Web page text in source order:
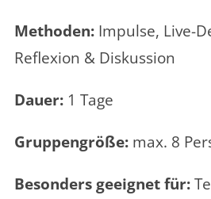
Methoden: Impulse, Live-
Reflexion & Diskussion
Dauer: 1 Tage
Gruppengröße: max. 8
Besonders geeignet für: